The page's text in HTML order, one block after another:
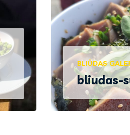
bliudas-
BLIŪDAS